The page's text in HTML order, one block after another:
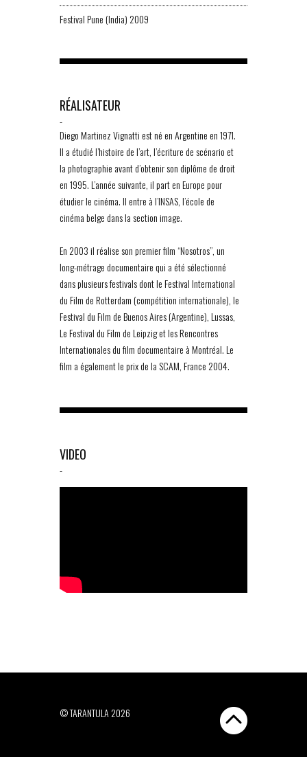
Festival Pune (India) 2009
RÉALISATEUR
-
Diego Martinez Vignatti est né en Argentine en 1971.
Il a étudié l’histoire de l’art, l’écriture de scénario et
la photographie avant d’obtenir son diplôme de droit
en 1995. L’année suivante, il part en Europe pour
étudier le cinéma. Il entre à l’INSAS, l’école de
cinéma belge dans la section image.
En 2003 il réalise son premier film “Nosotros”, un
long-métrage documentaire qui a été sélectionné
dans plusieurs festivals dont le Festival International
du Film de Rotterdam (compétition internationale), le
Festival du Film de Buenos Aires (Argentine), Lussas,
Le Festival du Film de Leipzig et les Rencontres
Internationales du film documentaire à Montréal. Le
film a également le prix de la SCAM, France 2004.
VIDEO
-
© TARANTULA 2026